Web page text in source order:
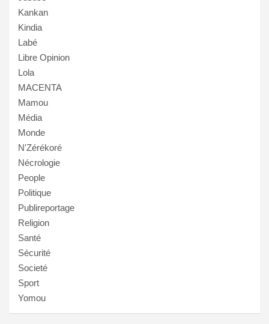
Kankan
Kindia
Labé
Libre Opinion
Lola
MACENTA
Mamou
Média
Monde
N'Zérékoré
Nécrologie
People
Politique
Publireportage
Religion
Santé
Sécurité
Societé
Sport
Yomou